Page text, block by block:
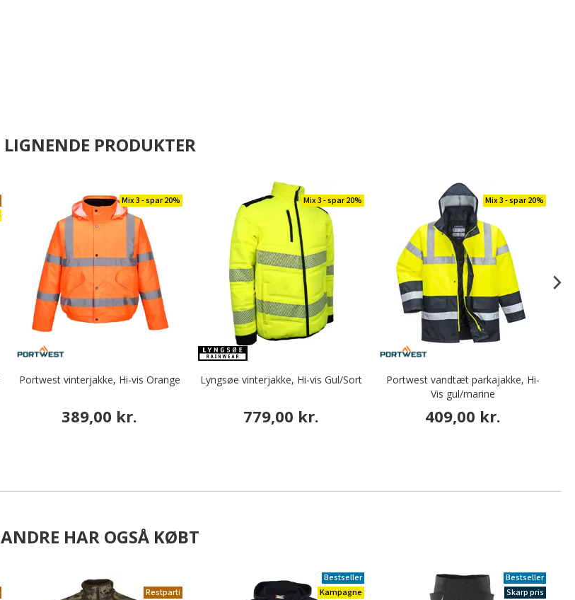
LIGNENDE PRODUKTER
Mix 3 - spar 20%
Portwest vinterjakke, Hi-vis Orange
389,00 kr.
Mix 3 - spar 20%
Lyngsøe vinterjakke, Hi-vis Gul/Sort
779,00 kr.
Mix 3 - spar 20%
Portwest vandtæt parkajakke, Hi-
Vis gul/marine
409,00 kr.
ANDRE HAR OGSÅ KØBT
Restparti
Bestseller
Kampagne
Bestseller
Skarp pris